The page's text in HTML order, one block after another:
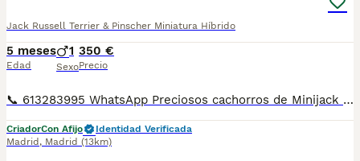
Jack Russell Terrier & Pinscher Miniatura Híbrido
5 meses
Edad
1
Sexo
350 €
Precio
📞 613283995 WhatsApp Preciosos cachorros de Minijack todo una belleza de machito Entregamos nuestros pequeños cachorritos con todas las garantías y cuidados necesarios , disponemos de núcleo zoológico para crianza y venta de nuestros cachorros . ✅Desparasitaciones y vacunas correspondientes a su edad . ✅Cartilla de vacunación . ✅Revisiones veterinarias . ✅Garantías víricas de 15 días . ✅Garantías genéticas de un año . Seriedad , confianza y bienestar animal son nuestra prioridad . También ofrecemos transporte propio para nuestros pequeños cachorros a toda la península , el pago lo podéis hacer contra reembolso . (con coste adicional) . Mandamos a toda España . Disponemos de varias razas Si no esta la raza que queréis llámanos , intentaremos encontrártela , trabajamos con los mejores criadores de España .
CriadorCon Afijo
Identidad Verificada
Madrid , Madrid (13km)